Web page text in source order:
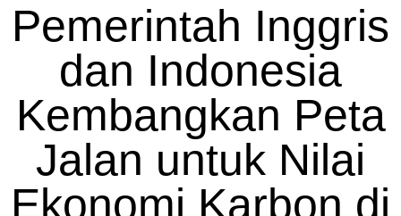
Pemerintah Inggris
dan Indonesia
Kembangkan Peta
Jalan untuk Nilai
Ekonomi Karbon di